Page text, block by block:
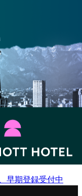
早期登録受付中